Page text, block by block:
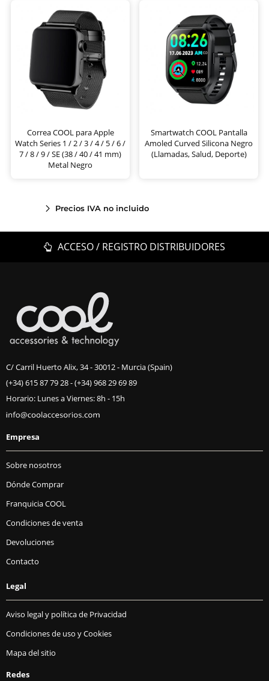
Correa COOL para Apple
Watch Series 1 / 2 / 3 / 4 / 5 / 6 /
7 / 8 / 9 / SE (38 / 40 / 41 mm)
Metal Negro
Smartwatch COOL Pantalla
Amoled Curved Silicona Negro
(Llamadas, Salud, Deporte)
Precios IVA no incluido
ACCESO / REGISTRO DISTRIBUIDORES
C/ Carril Huerto Alix, 34 - 30012 - Murcia (Spain)
(+34) 615 87 79 28-(+34) 968 29 69 89
Horario: Lunes a Viernes: 8h - 15h
Empresa
Sobre nosotros
Dónde Comprar
Franquicia COOL
Condiciones de venta
Devoluciones
Contacto
Legal
Aviso legal y política de Privacidad
Condiciones de uso y Cookies
Mapa del sitio
Redes